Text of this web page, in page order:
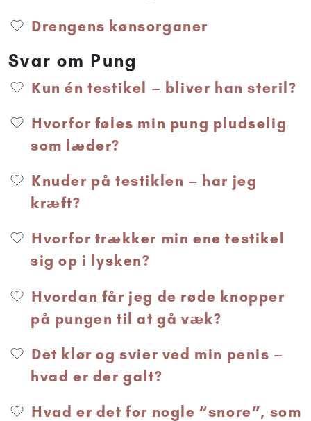
Drengens kønsorganer
Svar om Pung
Kun én testikel – bliver han steril?
Hvorfor føles min pung pludselig
som læder?
Knuder på testiklen – har jeg
kræft?
Hvorfor trækker min ene testikel
sig op i lysken?
Hvordan får jeg de røde knopper
på pungen til at gå væk?
Det klør og svier ved min penis –
hvad er der galt?
Hvad er det for nogle “snore”, som